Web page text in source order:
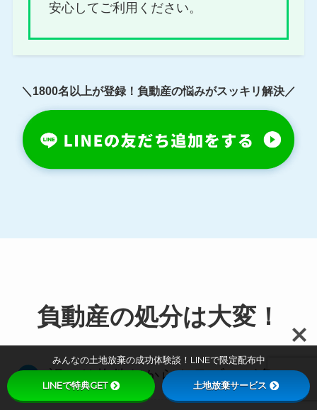
安心してご利用ください。
＼1800名以上が登録！負動産の悩みがスッキリ解決／
負動産の処分は大変！
訳アリ物件だからトラブルが多い
みんなの土地放棄の成功体験談！LINEで限定配布中
LINEで特典GET 土地放棄サービス